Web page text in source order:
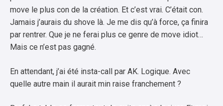
move le plus con de la création. Et c’est vrai. C’était con.
Jamais j’aurais du shove là. Je me dis qu’à force, ça finira
par rentrer. Que je ne ferai plus ce genre de move idiot…
Mais ce n’est pas gagné.
En attendant, j’ai été insta-call par AK. Logique. Avec
quelle autre main il aurait min raise franchement ?